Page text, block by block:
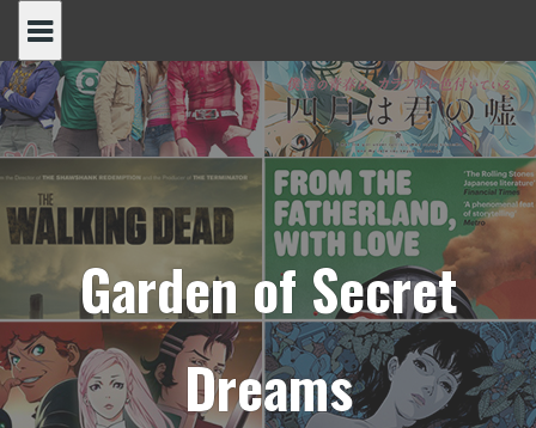
content
Garden of Secret
Dreams